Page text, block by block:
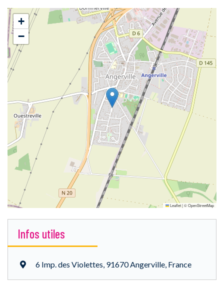
+
−
Leaflet|©OpenStreetMap
Infos utiles
6 Imp. des Violettes, 91670 Angerville, France